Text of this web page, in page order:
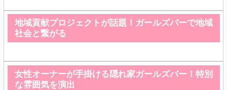
地域貢献プロジェクトが話題！ガールズバーで地域
社会と繋がる
女性オーナーが手掛ける隠れ家ガールズバー！特別
な雰囲気を演出